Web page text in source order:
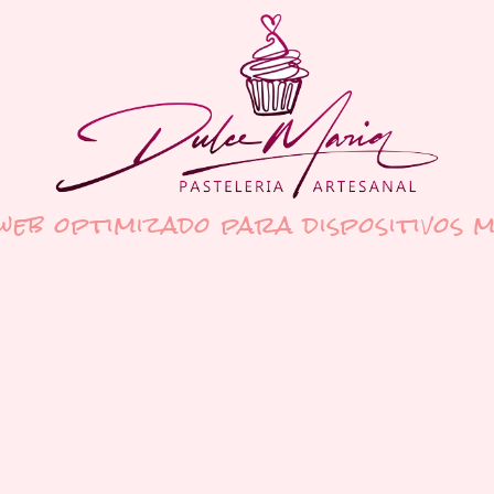
optimizado para dispositivos